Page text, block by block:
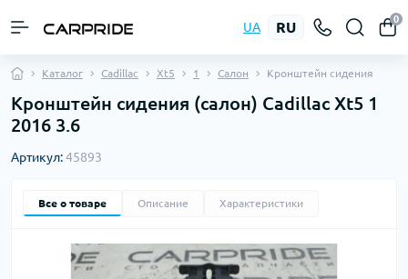
UA RU
0
Каталог Cadillac Xt5 1 Салон Кронштейн сидения
Кронштейн сидения (салон) Cadillac Xt5 1
2016 3.6
Артикул:45893
Все о товаре Описание Характеристики